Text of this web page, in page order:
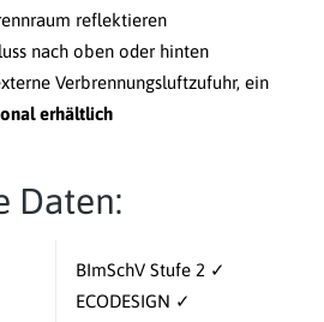
reflektieren
nach oben oder hinten
Verbrennungsluftzufuhr, ein
erhältlich
Daten:
BImSchV Stufe 2 ✓
ECODESIGN ✓